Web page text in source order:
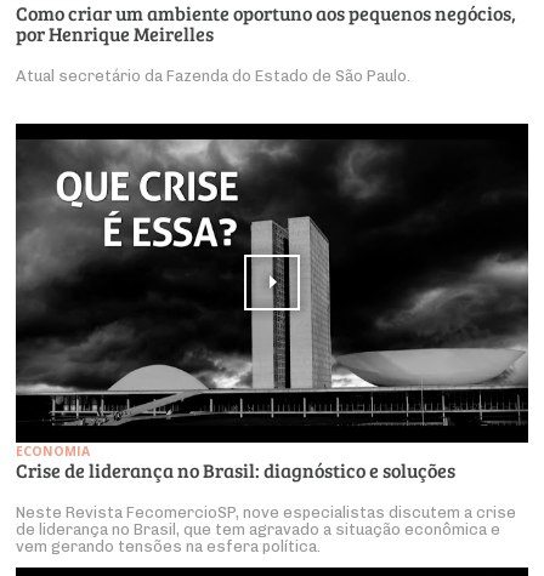
Como criar um ambiente oportuno aos pequenos negócios,
por Henrique Meirelles
Atual secretário da Fazenda do Estado de São Paulo.
ECONOMIA
Crise de liderança no Brasil: diagnóstico e soluções
Neste Revista FecomercioSP, nove especialistas discutem a crise
de liderança no Brasil, que tem agravado a situação econômica e
vem gerando tensões na esfera política.